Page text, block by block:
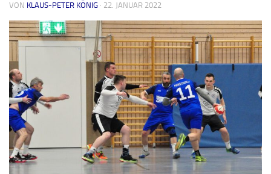
VON KLAUS-PETER KÖNIG · 22. JANUAR 2022